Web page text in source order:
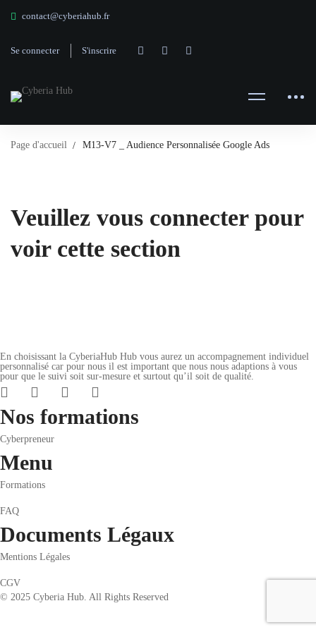
contact@cyberiahub.fr
Se connecter S'inscrire
Page d'accueil M13-V7 _ Audience Personnalisée Google Ads
Veuillez vous connecter pour
voir cette section
En choisissant la CyberiaHub Hub vous aurez un accompagnement individuel
personnalisé car pour nous il est important que nous nous adaptions à vous
pour que le suivi soit sur-mesure et surtout qu’il soit de qualité.
Nos formations
Cyberpreneur
Menu
Formations
FAQ
Documents Légaux
Mentions Légales
CGV
© 2025 Cyberia Hub. All Rights Reserved